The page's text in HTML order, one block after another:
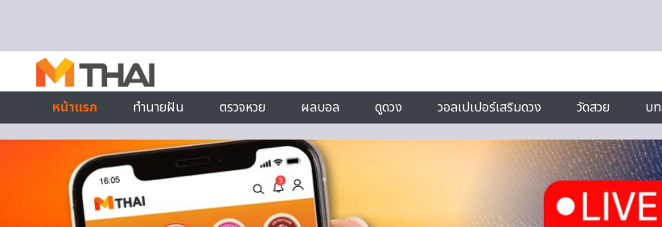
หน้าแรก
ทำนายฝัน ตรวจหวย ผลบอล ดูดวง วอลเปเปอร์เสริมดวง วัดสวย บ